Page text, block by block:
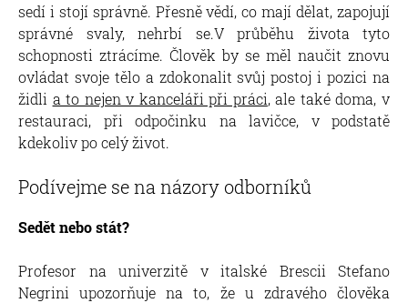
sedí i stojí správně. Přesně vědí, co mají dělat, zapojují
správné svaly, nehrbí se.V průběhu života tyto
schopnosti ztrácíme. Člověk by se měl naučit znovu
ovládat svoje tělo a zdokonalit svůj postoj i pozici na
židli a to nejen v kanceláři při práci, ale také doma, v
restauraci, při odpočinku na lavičce, v podstatě
kdekoliv po celý život.
Podívejme se na názory odborníků
Sedět nebo stát?
Profesor na univerzitě v italské Brescii Stefano
Negrini upozorňuje na to, že u zdravého člověka